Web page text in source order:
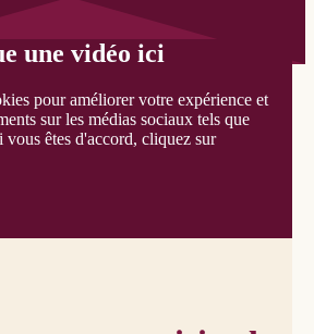
une vidéo ici
pour améliorer votre expérience et
sur les médias sociaux tels que
êtes d'accord, cliquez sur